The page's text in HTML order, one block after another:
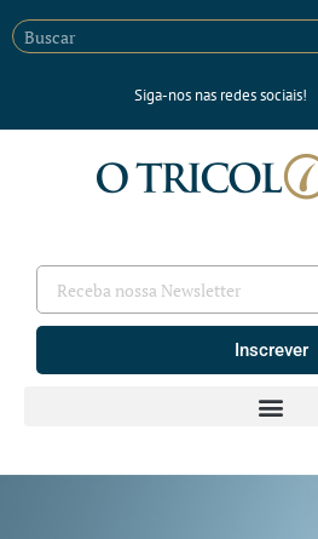
Siga-nos nas redes sociais!
Inscrever